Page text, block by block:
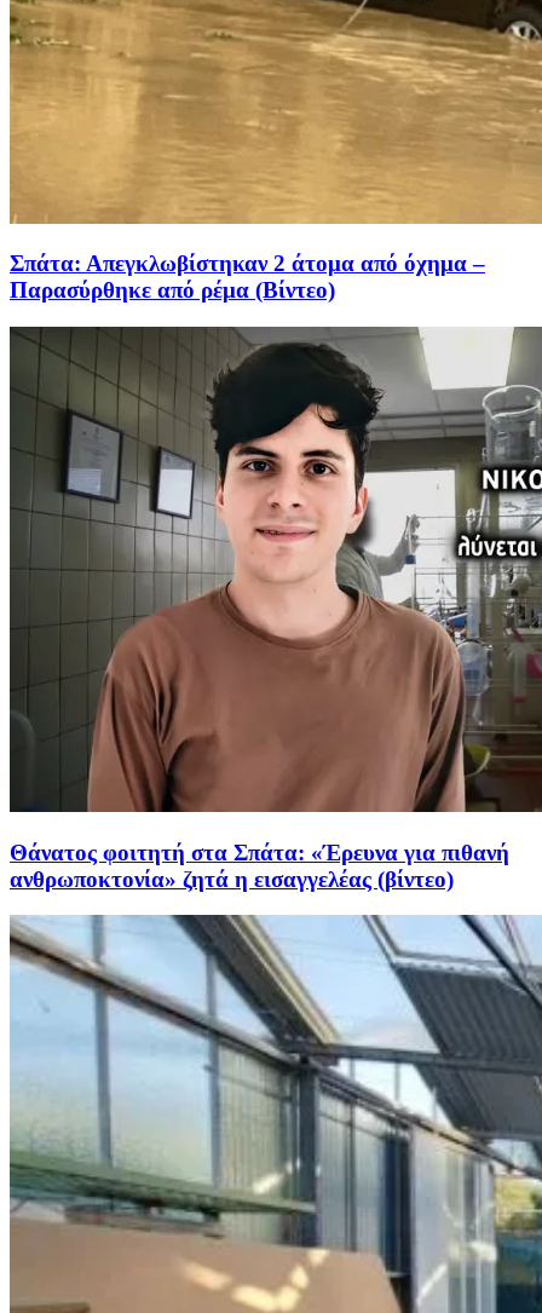
Σπάτα: Απεγκλωβίστηκαν 2 άτομα από όχημα –
Παρασύρθηκε από ρέμα (Βίντεο)
Θάνατος φοιτητή στα Σπάτα: «Έρευνα για πιθανή
ανθρωποκτονία» ζητά η εισαγγελέας (βίντεο)